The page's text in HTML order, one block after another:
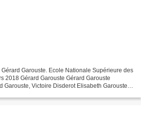
Garouste. Ecole Nationale Supérieure des
2018 Gérard Garouste Gérard Garouste
Garouste, Victoire Disderot Elisabeth Garouste,